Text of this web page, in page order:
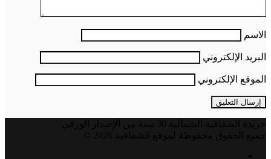
الاسم
البريد الإلكتروني
الموقع الإلكتروني